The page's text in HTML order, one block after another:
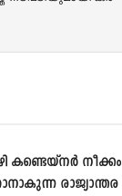
കണ്ടെയ്നർ നീക്കം
രാജ്യാന്തര